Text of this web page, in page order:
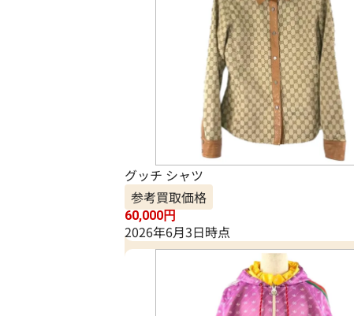
グッチ シャツ
参考買取価格
60,000円
2026年6月3日時点